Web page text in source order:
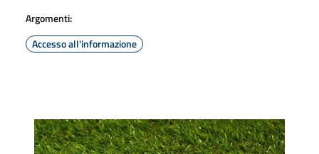
Argomenti:
Accesso all'informazione